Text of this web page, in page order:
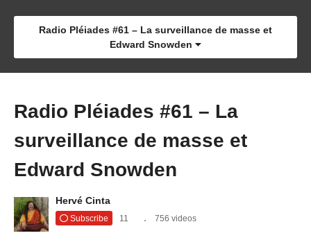
Radio Pléiades #61 – La surveillance de masse et
Edward Snowden
Radio Pléiades #61 – La
surveillance de masse et
Edward Snowden
Hervé Cinta
Subscribe 11 756 videos